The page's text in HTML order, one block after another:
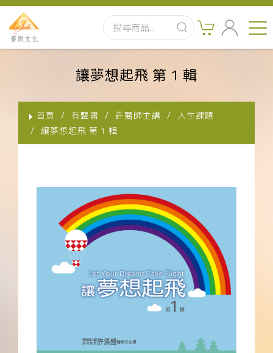
實體出版品
影音書
關於我們
下載APP
常見問題
讓夢想起飛 第 1 輯
首頁 有聲書 許醫師主講
人生課題
讓夢想起飛 第 1 輯